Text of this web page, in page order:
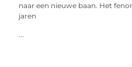
naar een nieuwe baan. Het
jaren
...